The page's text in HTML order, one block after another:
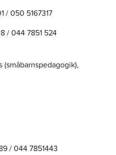
/ 050 5167317
/ 044 7851 524
(småbarnspedagogik),
/ 044 7851443